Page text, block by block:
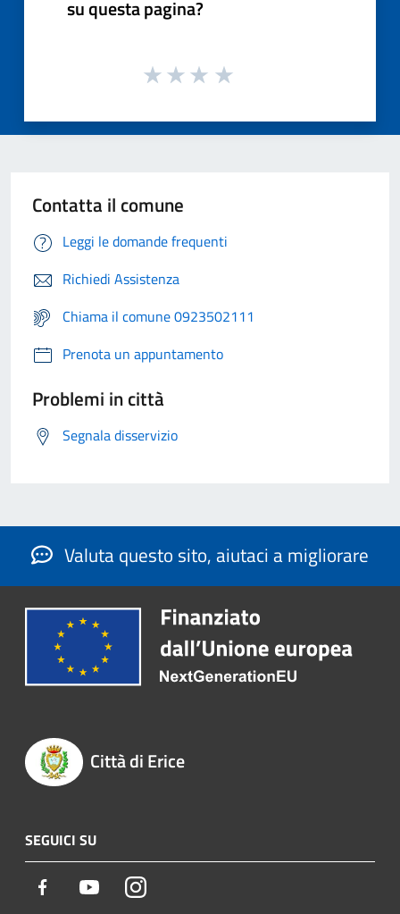
su questa pagina?
Contatta il comune
Leggi le domande frequenti
Richiedi Assistenza
Chiama il comune 0923502111
Prenota un appuntamento
Problemi in città
Segnala disservizio
Valuta questo sito, aiutaci a migliorare
Città di Erice
SEGUICI SU
Facebook YoutubeInstagram